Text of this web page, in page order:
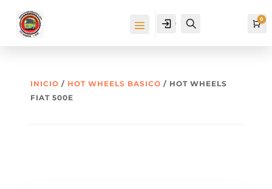
Cuenta 0
INICIO / HOT WHEELS BASICO / HOT WHEELS
FIAT 500E